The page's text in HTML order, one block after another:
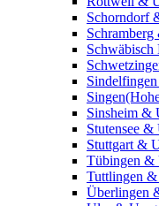
Schorndorf
Sinsheim &
Stutensee
Stuttgart &
Tübingen &
Tuttlingen
Überlingen